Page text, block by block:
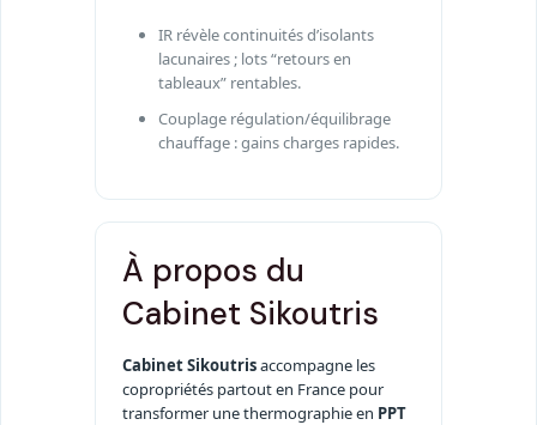
IR révèle continuités d’isolants
lacunaires ; lots “retours en
tableaux” rentables.
Couplage régulation/équilibrage
chauffage : gains charges rapides.
À propos du
Cabinet Sikoutris
Cabinet Sikoutrisaccompagne les
copropriétés partout en France pour
transformer une thermographie en PPT